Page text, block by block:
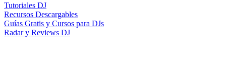
Tutoriales DJ
Recursos Descargables
Guías Gratis y Cursos para DJs
Radar y Reviews DJ